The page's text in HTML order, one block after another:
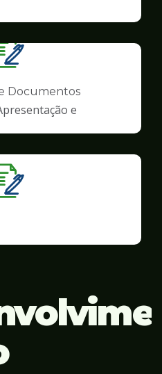
Governo
Ilustração
da
pagina
Governo
Documentos
e
Ilustração
da
Governo